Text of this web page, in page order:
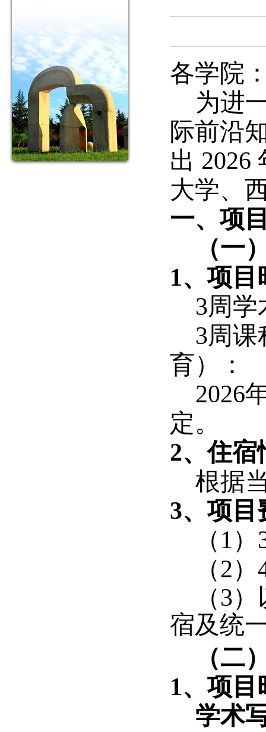
各学院
为进
际前沿
出 2026
大学、
一、项
（一
1、项目
3周
3周
育）：
2026
定。
2、住宿
根据
3、项目
（1
（2
（3
宿及统
（二
1、项目
学术